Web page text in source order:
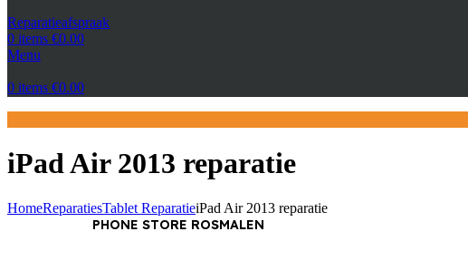
Reparatieafspraak
0 items €0.00
Menu
0 items €0.00
iPad Air 2013 reparatie
HomeReparatiesTablet ReparatieiPad Air 2013 reparatie
PHONE STORE ROSMALEN